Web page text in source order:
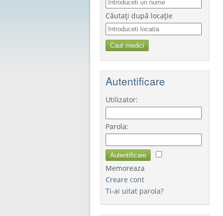
Căutați după locație
Autentificare
Utilizator:
Parola:
Memoreaza
Creare cont
Ti-ai uitat parola?